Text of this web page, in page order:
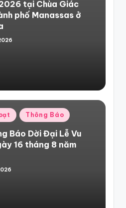
tại Chùa Giác
phố Manassas ở
Thông Báo
Báo Dời Đại Lễ Vu
16 tháng 8 năm